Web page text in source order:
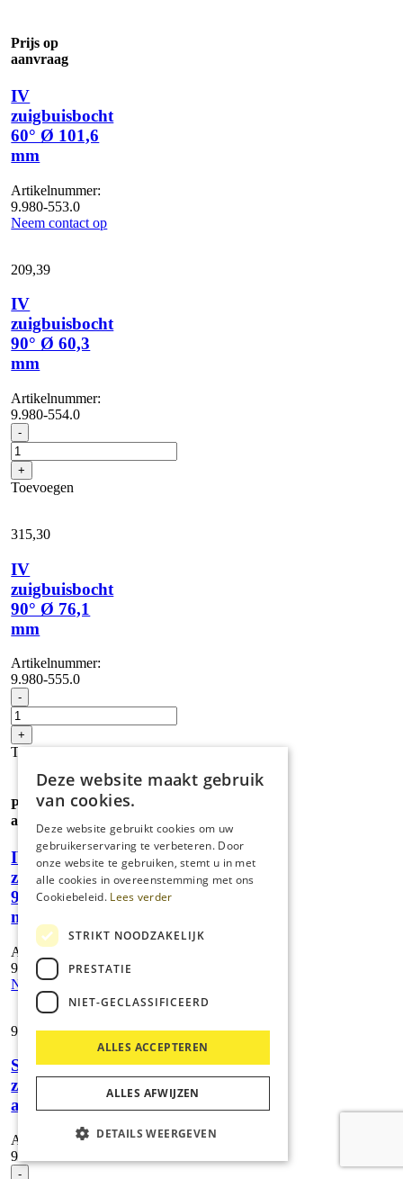
Prijs op
aanvraag
IV
zuigbuisbocht
60° Ø 101,6
mm
Artikelnummer:
9.980-553.0
Neem contact op
209,39
IV
zuigbuisbocht
90° Ø 60,3
mm
Artikelnummer:
9.980-554.0
- IV
zuigbuisbocht
90°
Ø
60,3
aantal
+
Toevoegen
315,30
IV
zuigbuisbocht
90° Ø 76,1
mm
Artikelnummer:
9.980-555.0
- IV
zuigbuisbocht
90°
Ø
mm
+
Toevoegen
Prijs op
aanvraag
IV
zuigbuisbocht
90° Ø 101,6
mm
Artikelnummer:
9.980-556.0
Neem contact op
98, 55
Standaard
zuigmond
alu DN50
Artikelnummer:
9.980-749.0
- Standaard
Deze website maakt gebruik
van cookies.
Deze website gebruikt cookies om uw
gebruikerservaring te verbeteren. Door
onze website te gebruiken, stemt u in met
alle cookies in overeenstemming met ons
Cookiebeleid. Lees verder
STRIKT NOODZAKELIJK
PRESTATIE
NIET-GECLASSIFICEERD
ALLES ACCEPTEREN
ALLES AFWIJZEN
DETAILS WEERGEVEN